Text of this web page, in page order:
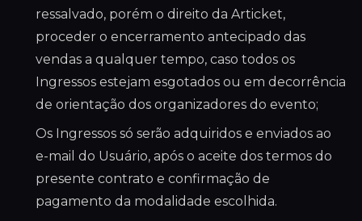
ressalvado, porém o direito da Articket,
proceder o encerramento antecipado das
vendas a qualquer tempo, caso todos os
Ingressos estejam esgotados ou em decorrência
de orientação dos organizadores do evento;
Os Ingressos só serão adquiridos e enviados ao
e-mail do Usuário, após o aceite dos termos do
presente contrato e confirmação de
pagamento da modalidade escolhida.